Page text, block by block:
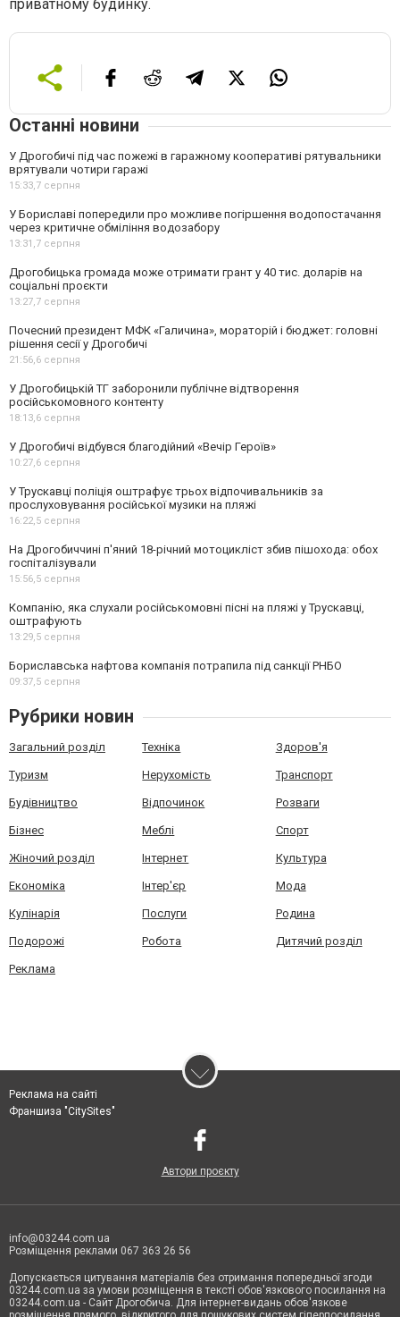
приватному будинку.
Останні новини
У Дрогобичі під час пожежі в гаражному кооперативі рятувальники
врятували чотири гаражі
15:33,7 серпня
У Бориславі попередили про можливе погіршення водопостачання
через критичне обміління водозабору
13:31,7 серпня
Дрогобицька громада може отримати грант у 40 тис. доларів на
соціальні проєкти
13:27,7 серпня
Почесний президент МФК «Галичина», мораторій і бюджет: головні
рішення сесії у Дрогобичі
21:56,6 серпня
У Дрогобицькій ТГ заборонили публічне відтворення
російськомовного контенту
18:13,6 серпня
У Дрогобичі відбувся благодійний «Вечір Героїв»
10:27,6 серпня
У Трускавці поліція оштрафує трьох відпочивальників за
прослуховування російської музики на пляжі
16:22,5 серпня
На Дрогобиччині п'яний 18-річний мотоцикліст збив пішохода: обох
госпіталізували
15:56,5 серпня
Компанію, яка слухали російськомовні пісні на пляжі у Трускавці,
оштрафують
13:29,5 серпня
Бориславська нафтова компанія потрапила під санкції РНБО
09:37,5 серпня
Рубрики новин
Загальний розділ Техніка Здоров'я
Туризм Нерухомість Транспорт
Будівництво Відпочинок Розваги
Бізнес Меблі Спорт
Жіночий розділ Інтернет Культура
Економіка Інтер'єр Мода
Кулінарія Послуги Родина
Подорожі Робота Дитячий розділ
Реклама
Реклама на сайті
Франшиза "CitySites"
Автори проєкту
info@03244.com.ua
Розміщення реклами 067 363 26 56
Допускається цитування матеріалів без отримання попередньої згоди
03244.com.ua за умови розміщення в тексті обов'язкового посилання на
03244.com.ua - Сайт Дрогобича. Для інтернет-видань обов'язкове